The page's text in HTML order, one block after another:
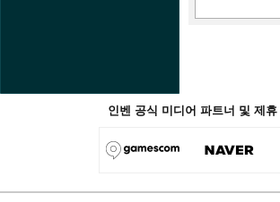
인벤 공식 미디어 파트너 및 제휴